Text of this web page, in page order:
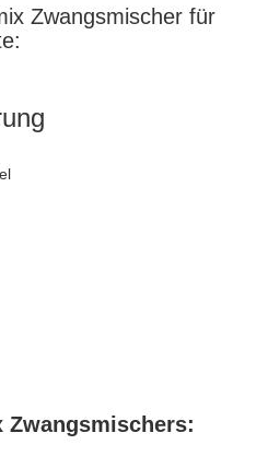
Zwangsmischer für